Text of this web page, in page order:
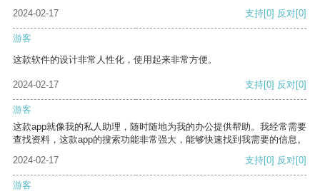
2024-02-17 支持[0] 反对[0]
游客
这款软件的设计非常人性化，使用起来非常方便。
2024-02-17 支持[0] 反对[0]
游客
这款app就像我的私人助理，随时随地为我的办公提供帮助。我经常需要
查找资料，这款app的搜索功能非常强大，能够快速找到我需要的信息。
2024-02-17
支持[0] 反对[0]
游客